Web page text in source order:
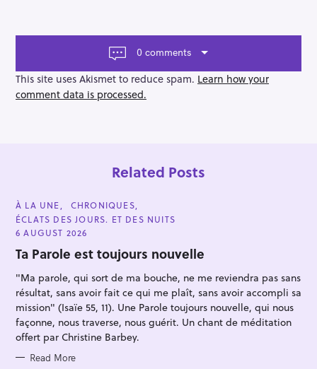
g
t
i
o
0 comments
This site uses Akismet to reduce spam. Learn how your
comment data is processed.
Related Posts
C
A
T
E
O
R
E
À LA UNE
CHRONIQUES
ÉCLATS DES JOURS. ET DES NUITS
6 AUGUST 2026
Ta Parole est toujours nouvelle
"Ma parole, qui sort de ma bouche, ne me reviendra pas sans
résultat, sans avoir fait ce qui me plaît, sans avoir accompli sa
mission" (Isaïe 55, 11). Une Parole toujours nouvelle, qui nous
façonne, nous traverse, nous guérit. Un chant de méditation
offert par Christine Barbey.
Read More